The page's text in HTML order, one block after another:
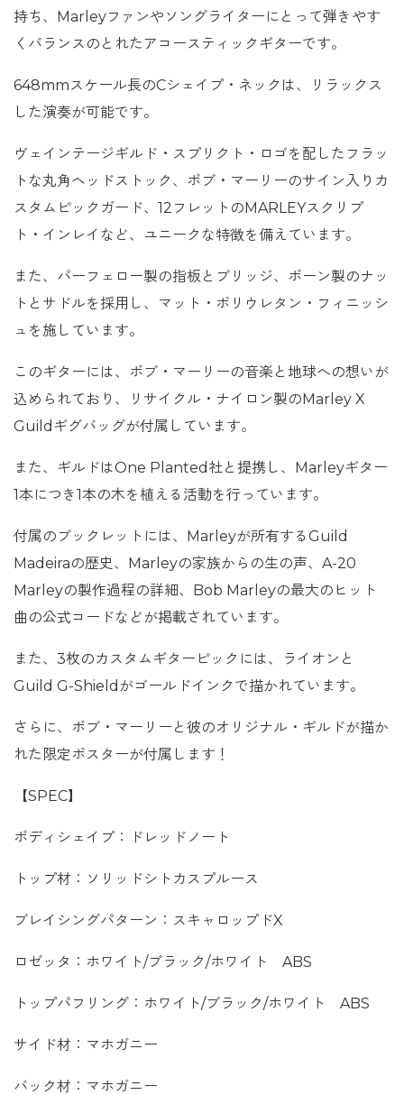
持ち、Marleyファンやソングライターにとって弾きやす
くバランスのとれたアコースティックギターです。
648mmスケール長のCシェイプ・ネックは、リラックス
した演奏が可能です。
ヴェインテージギルド・スプリクト・ロゴを配したフラッ
トな丸角ヘッドストック、ボブ・マーリーのサイン入りカ
スタムピックガード、12フレットのMARLEYスクリプ
ト・インレイなど、ユニークな特徴を備えています。
また、パーフェロー製の指板とブリッジ、ボーン製のナッ
トとサドルを採用し、マット・ポリウレタン・フィニッシ
ュを施しています。
このギターには、ボブ・マーリーの音楽と地球への想いが
込められており、リサイクル・ナイロン製のMarley X
Guildギグバッグが付属しています。
また、ギルドはOne Planted社と提携し、Marleyギター
1本につき1本の木を植える活動を行っています。
付属のブックレットには、Marleyが所有するGuild
Madeiraの歴史、Marleyの家族からの生の声、A-20
Marleyの製作過程の詳細、Bob Marleyの最大のヒット
曲の公式コードなどが掲載されています。
また、3枚のカスタムギターピックには、ライオンと
Guild G-Shieldがゴールドインクで描かれています。
さらに、ボブ・マーリーと彼のオリジナル・ギルドが描か
れた限定ポスターが付属します！
【SPEC】
ボディシェイプ：ドレッドノート
トップ材：ソリッドシトカスプルース
ブレイシングパターン：スキャロップドX
ロゼッタ：ホワイト/ブラック/ホワイト ABS
トップパフリング：ホワイト/ブラック/ホワイト ABS
サイド材：マホガニー
バック材：マホガニー